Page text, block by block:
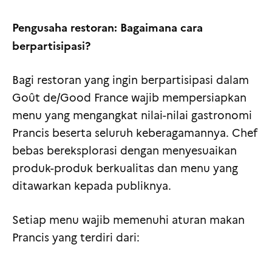
Pengusaha restoran: Bagaimana cara
berpartisipasi?
Bagi restoran yang ingin berpartisipasi dalam
Goût de/Good France wajib mempersiapkan
menu yang mengangkat nilai-nilai gastronomi
Prancis beserta seluruh keberagamannya. Chef
bebas bereksplorasi dengan menyesuaikan
produk-produk berkualitas dan menu yang
ditawarkan kepada publiknya.
Setiap menu wajib memenuhi aturan makan
Prancis yang terdiri dari: